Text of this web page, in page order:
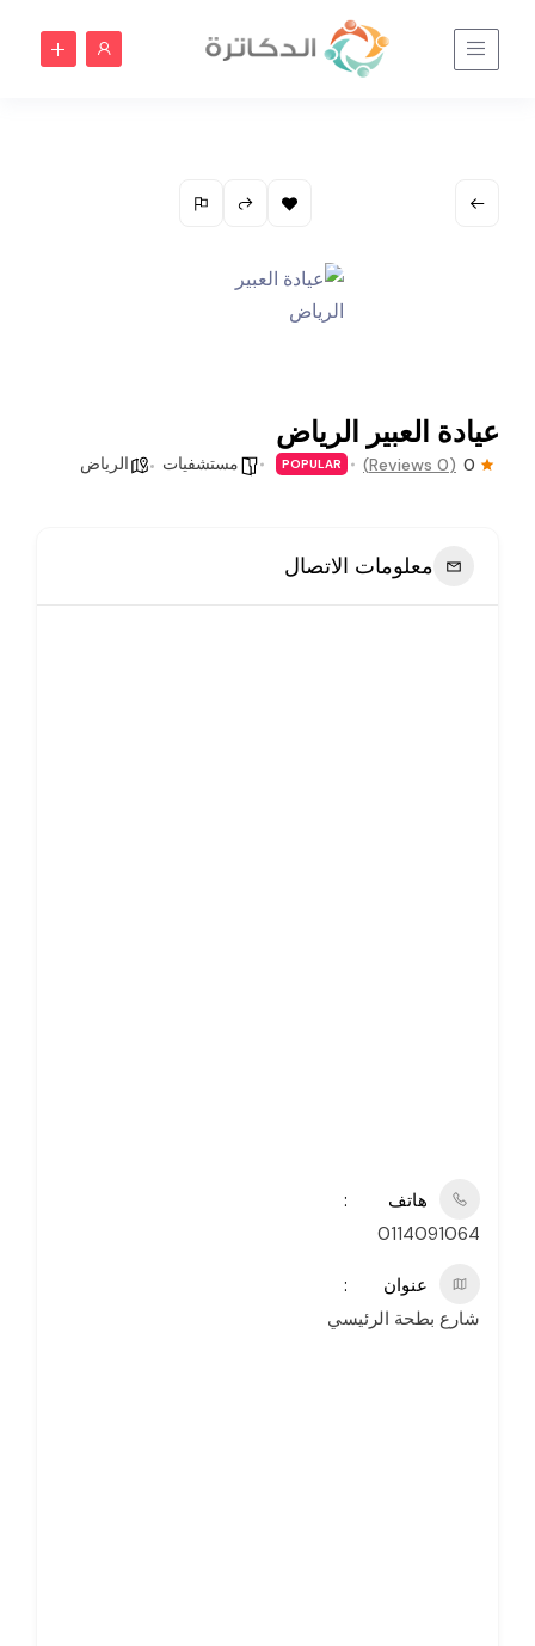
عيادة العبير الرياض
0
(0 Reviews)
POPULAR مستشفيات الرياض
معلومات الاتصال
هاتف
0114091064
عنوان
شارع بطحة الرئيسي